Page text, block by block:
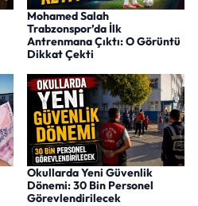
Mohamed Salah
Trabzonspor’da İlk
Antrenmana Çıktı: O Görüntü
Dikkat Çekti
Okullarda Yeni Güvenlik
Dönemi: 30 Bin Personel
Görevlendirilecek